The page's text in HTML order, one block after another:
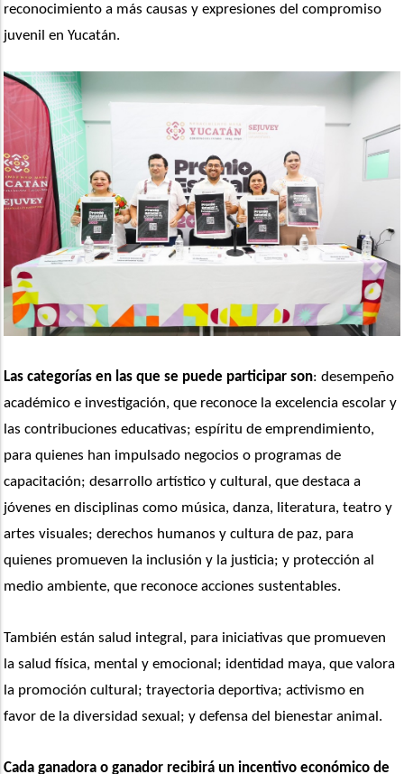
reconocimiento a más causas y expresiones del compromiso
juvenil en Yucatán.
Las categorías en las que se puede participar son: desempeño
académico e investigación, que reconoce la excelencia escolar y
las contribuciones educativas; espíritu de emprendimiento,
para quienes han impulsado negocios o programas de
capacitación; desarrollo artístico y cultural, que destaca a
jóvenes en disciplinas como música, danza, literatura, teatro y
artes visuales; derechos humanos y cultura de paz, para
quienes promueven la inclusión y la justicia; y protección al
medio ambiente, que reconoce acciones sustentables.
También están salud integral, para iniciativas que promueven
la salud física, mental y emocional; identidad maya, que valora
la promoción cultural; trayectoria deportiva; activismo en
favor de la diversidad sexual; y defensa del bienestar animal.
Cada ganadora o ganador recibirá un incentivo económico de